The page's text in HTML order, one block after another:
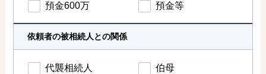
預金600万 預金等
依頼者の被相続人との関係
代襲相続人 伯母